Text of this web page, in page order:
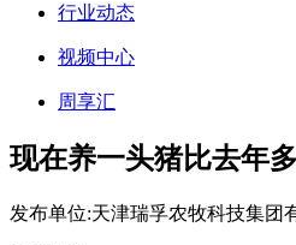
行业动态
视频中心
周享汇
现在养一头猪比去年
发布单位:天津瑞孚农牧科技集团